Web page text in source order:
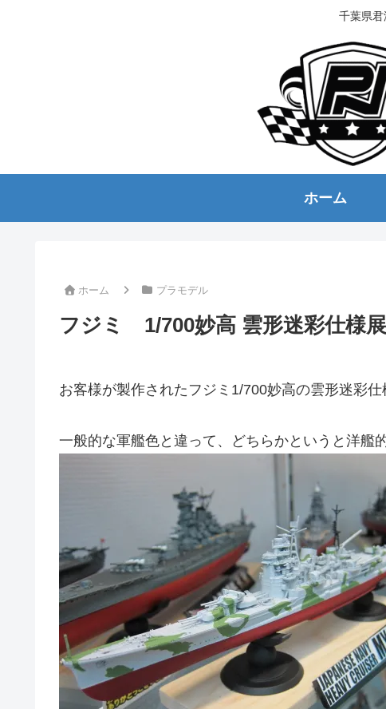
千葉県
ホーム
ホーム プラモデル
フジミ 1/700妙高 雲形迷彩仕様展
お客様が製作されたフジミ1/700妙高の雲形迷彩仕
一般的な軍艦色と違って、どちらかというと洋艦